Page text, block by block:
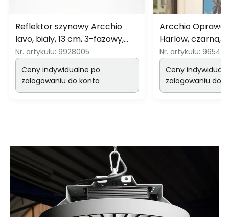
Reflektor szynowy Arcchio
Iavo, biały, 13 cm, 3-fazowy,
GU10
Nr. artykułu: 9928005
Ceny indywidualne po
zalogowaniu do konta
Arcchio Oprawa
Harlow, czarna,
Nr. artykułu:
Ceny
zalogowaniu do